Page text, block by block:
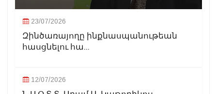
23/07/2026
Զինծառայողը ինքնասպանութեան
հասցնելու հա...
12/07/2026